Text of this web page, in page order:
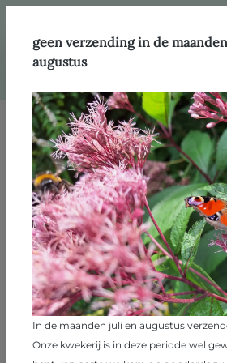
Afbeeldingengalerij overslaan
geen verzending in de
augustus
In de maanden juli en augustus
Onze kwekerij is in deze periode wel